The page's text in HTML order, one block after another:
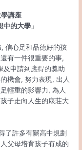
講座
中的大學 」
心足和品德好的孩
有一件很重要的事,
及申請到應得的獎助
機會, 努力表現, 出人
輕重的影響力, 為人
子走向人生的康莊大
許多有關高中規劃
父母培育孩子有成的